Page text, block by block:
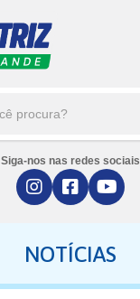
Siga-nos nas redes sociais
NOTÍCIAS